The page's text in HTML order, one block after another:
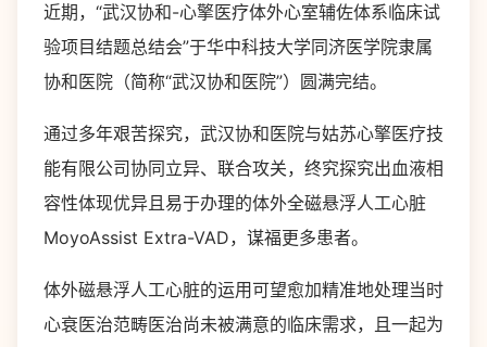
近期，“武汉协和-心擎医疗体外心室辅佐体系临床试
验项目结题总结会”于华中科技大学同济医学院隶属
协和医院（简称“武汉协和医院”）圆满完结。
通过多年艰苦探究，武汉协和医院与姑苏心擎医疗技
能有限公司协同立异、联合攻关，终究探究出血液相
容性体现优异且易于办理的体外全磁悬浮人工心脏
MoyoAssist Extra-VAD，谋福更多患者。
体外磁悬浮人工心脏的运用可望愈加精准地处理当时
心衰医治范畴医治尚未被满意的临床需求，且一起为